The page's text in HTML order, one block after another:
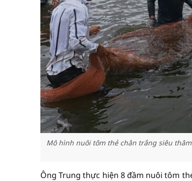
Mô hình nuôi tôm thẻ chân trắng siêu
Ông Trung thực hiện 8 đầm nuôi tôm